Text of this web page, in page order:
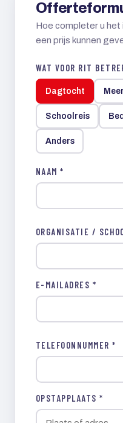
Hoe completer u het
een prijs kunnen
WAT VOOR RIT
Dagtocht
Schoolreis
Anders
NAAM *
ORGANISATIE /
E-MAILADRES *
TELEFOONNUMMER *
OPSTAPPLAATS *